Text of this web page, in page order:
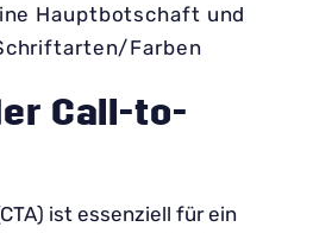
Hauptbotschaft und
Farben
Call-to-
ist essenziell für ein